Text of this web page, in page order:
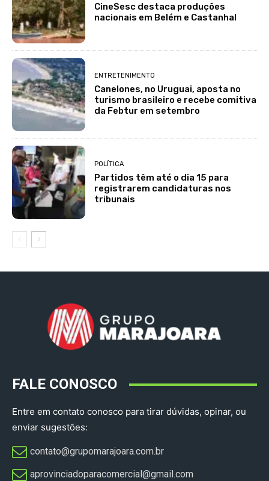
CineSesc destaca produções
nacionais em Belém e Castanhal
ENTRETENIMENTO
Canelones, no Uruguai, aposta no
turismo brasileiro e recebe comitiva
da Febtur em setembro
POLÍTICA
Partidos têm até o dia 15 para
registrarem candidaturas nos
tribunais
FALE CONOSCO
Entre em contato conosco para tirar dúvidas, opinar, ou
enviar sugestões:
contato@grupomarajoara.com.br
aprovinciadoparacomercial@gmail.com​